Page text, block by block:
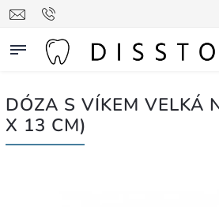
DÓZA S VÍKEM VELKÁ
X 13 CM)